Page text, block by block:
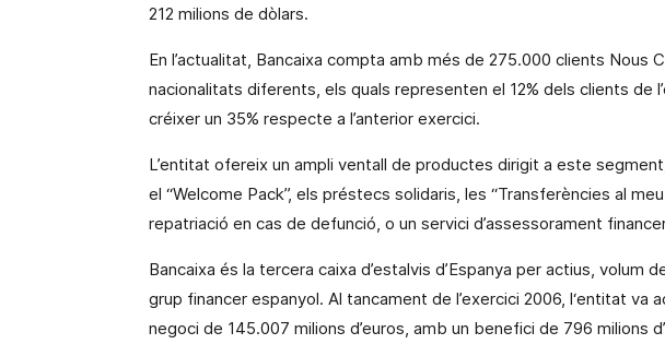
212 milions de dòlars.
En l’actualitat, Bancaixa compta amb més de 275.000 clients Nous
nacionalitats diferents, els quals representen el 12% dels clients de
créixer un 35% respecte a l’anterior exercici.
L’entitat ofereix un ampli ventall de productes dirigit a este
el “Welcome Pack”, els préstecs solidaris, les “Transferències al meu
repatriació en cas de defunció, o un servici d’assessorament
Bancaixa és la tercera caixa d’estalvis d’Espanya per actius, volum
grup financer espanyol. Al tancament de l’exercici 2006, l‘entitat va
negoci de 145.007 milions d’euros, amb un benefici de 796 milions